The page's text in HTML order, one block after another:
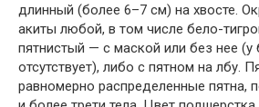
длинный (более 6–7 см) на хвосте.
акиты любой, в том числе бело-
пятнистый — с маской или без нее (у
отсутствует), либо с пятном на лбу.
равномерно распределенные пятна,